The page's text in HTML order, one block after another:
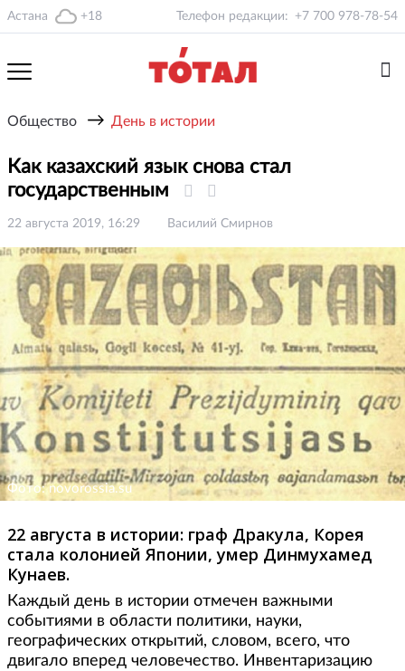
Астана +18 Телефон редакции: +7 700 978-78-54
Общество → День в истории
Как казахский язык снова стал
государственным
22 августа 2019, 16:29 Василий Смирнов
Фото: novorossia.su
22 августа в истории: граф Дракула, Корея
стала колонией Японии, умер Динмухамед
Кунаев.
Каждый день в истории отмечен важными
событиями в области политики, науки,
географических открытий, словом, всего, что
двигало вперед человечество. Инвентаризацию